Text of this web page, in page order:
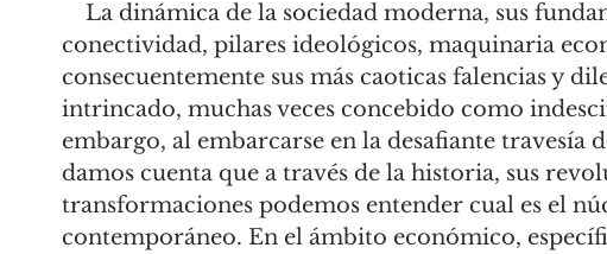
Gastón Siegmund Maria José Hernández
conectividad, pilares ideológicos, maquinaria
consecuentemente sus más caoticas falencias y
intrincado, muchas veces concebido como
embargo, al embarcarse en la desafiante travesía
damos cuenta que a través de la historia, sus
transformaciones podemos entender cual es el
contemporáneo. En el ámbito económico,